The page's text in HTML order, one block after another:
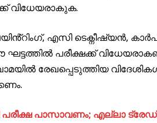
വിധേയരാകുക.
എസി ടെക്നീഷ്യൻ,
പരീക്ഷക്ക്
രേഖപ്പെടുത്തിയ
പാസാവണം; എല്ലാ ട്രേഡ്